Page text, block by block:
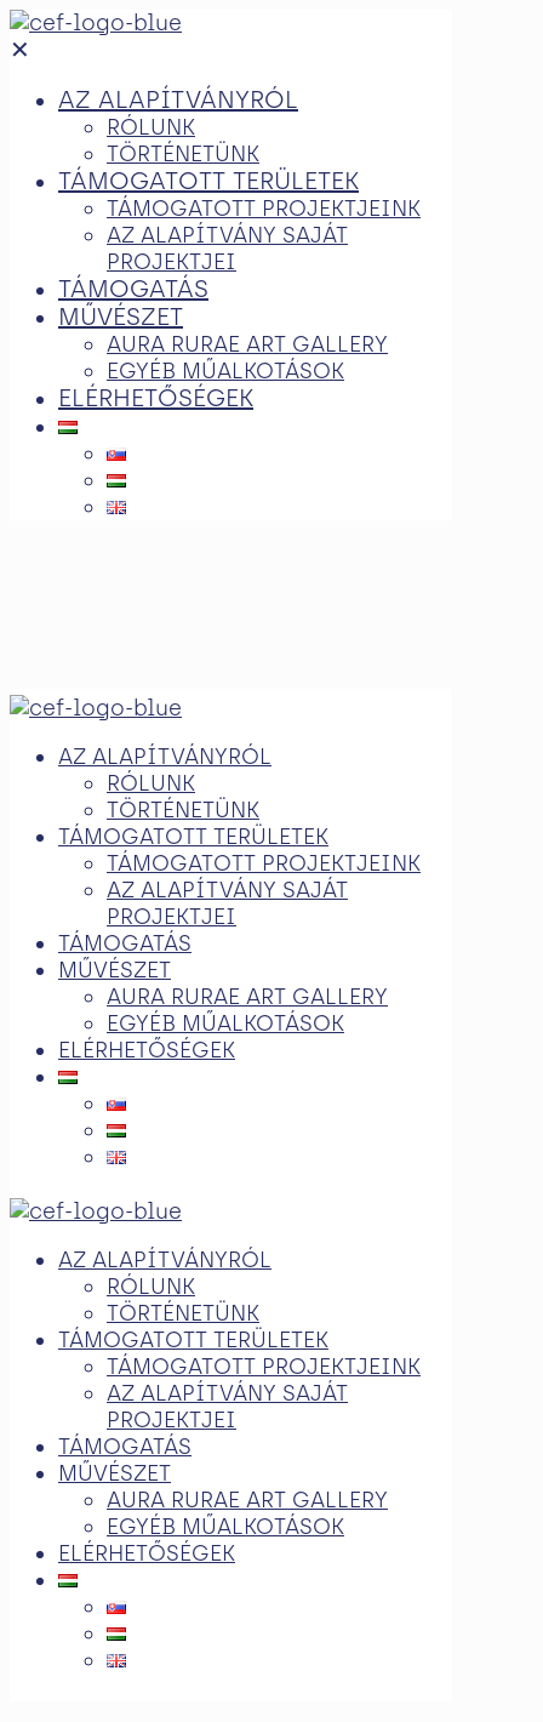
✕
AZ ALAPÍTVÁNYRÓL
RÓLUNK
TÖRTÉNETÜNK
TÁMOGATOTT TERÜLETEK
TÁMOGATOTT PROJEKTJEINK
AZ ALAPÍTVÁNY SAJÁT
PROJEKTJEI
TÁMOGATÁS
MŰVÉSZET
AURA RURAE ART GALLERY
EGYÉB MŰALKOTÁSOK
ELÉRHETŐSÉGEK
AZ ALAPÍTVÁNYRÓL
RÓLUNK
TÖRTÉNETÜNK
TÁMOGATOTT TERÜLETEK
TÁMOGATOTT PROJEKTJEINK
AZ ALAPÍTVÁNY SAJÁT
PROJEKTJEI
TÁMOGATÁS
MŰVÉSZET
AURA RURAE ART GALLERY
EGYÉB MŰALKOTÁSOK
ELÉRHETŐSÉGEK
AZ ALAPÍTVÁNYRÓL
RÓLUNK
TÖRTÉNETÜNK
TÁMOGATOTT TERÜLETEK
TÁMOGATOTT PROJEKTJEINK
AZ ALAPÍTVÁNY SAJÁT
PROJEKTJEI
TÁMOGATÁS
MŰVÉSZET
AURA RURAE ART GALLERY
EGYÉB MŰALKOTÁSOK
ELÉRHETŐSÉGEK